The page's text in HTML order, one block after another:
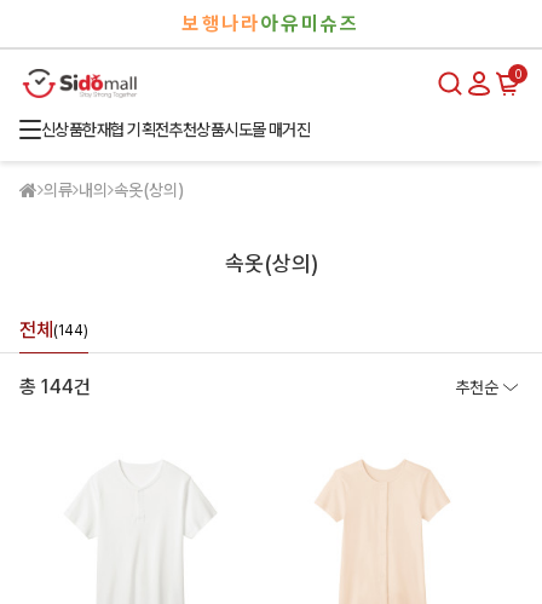
보행나라아유미슈즈
0
신상품한재협 기획전추천상품시도몰 매거진
의류 내의 속옷(상의)
속옷(상의)
전체 (144)
총 144건 추천순